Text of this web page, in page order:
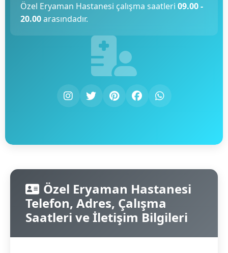
Özel Eryaman Hastanesi çalışma saatleri 09.00 -
20.00arasındadır.
Özel Eryaman Hastanesi
Telefon, Adres, Çalışma
Saatleri ve İletişim Bilgileri